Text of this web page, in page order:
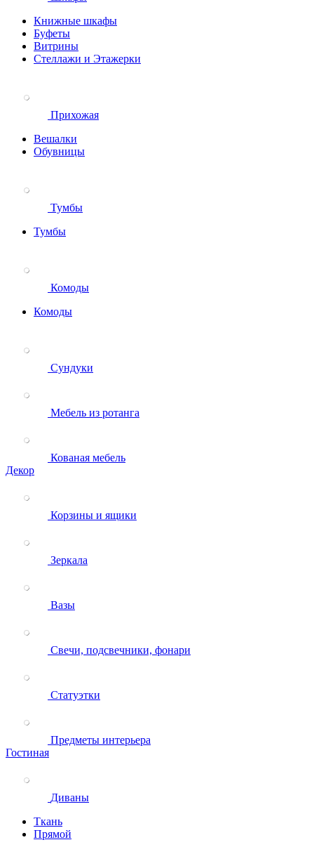
Книжные шкафы
Буфеты
Витрины
Стеллажи и Этажерки
Прихожая
Вешалки
Обувницы
Тумбы
Тумбы
Комоды
Комоды
Сундуки
Мебель из ротанга
Кованая мебель
Декор
Корзины и ящики
Зеркала
Вазы
Свечи, подсвечники, фонари
Статуэтки
Предметы интерьера
Гостиная
Диваны
Ткань
Прямой